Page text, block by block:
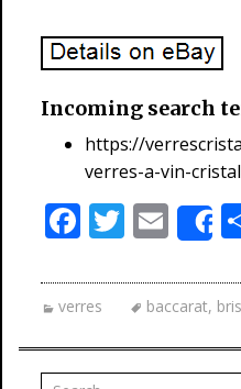
Incoming search
https://
verres-a-vin-
F
ac
e
b
o
T
w
itt
er
E
m
ai
l
verres baccarat,